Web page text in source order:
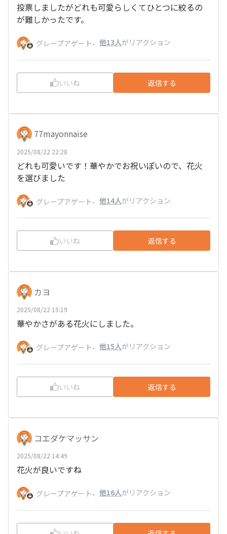
投票しましたがどれも可愛らしくてひとつに絞るの
が難しかったです。
グレープアゲート、 他13人がリアクション
いいね 返信する
77mayonnaise
2025/08/22 22:28
どれも可愛いです！華やかでお祝いぽいので、花火
を選びました
グレープアゲート、 他14人がリアクション
いいね 返信する
カヨ
2025/08/22 15:19
華やかさがある花火にしました。
グレープアゲート、 他15人がリアクション
いいね 返信する
コエダケマッサン
2025/08/22 14:49
花火が良いですね
グレープアゲート、 他16人がリアクション